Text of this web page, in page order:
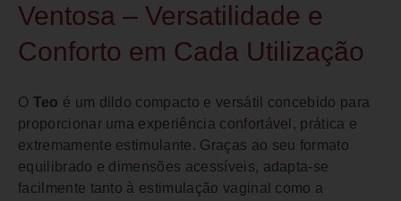
Ventosa – Versatilidade e
Conforto em Cada Utilização
O Teo é um dildo compacto e versátil concebido para
proporcionar uma experiência confortável, prática e
extremamente estimulante. Graças ao seu formato
equilibrado e dimensões acessíveis, adapta-se
facilmente tanto à estimulação vaginal como a